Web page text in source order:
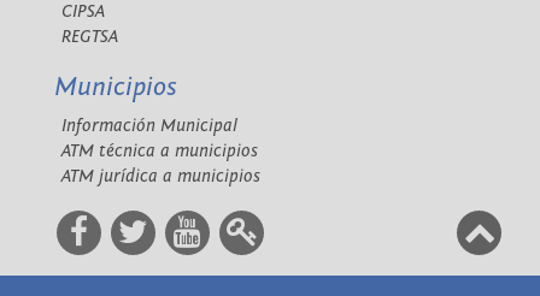
CIPSA
REGTSA
Municipios
Información Municipal
ATM técnica a municipios
ATM jurídica a municipios